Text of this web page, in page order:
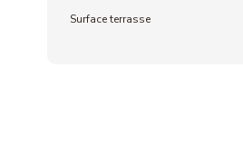
Surface terrasse